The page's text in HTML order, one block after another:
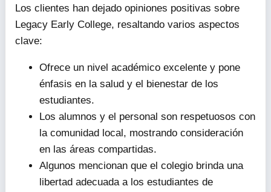
Los clientes han dejado opiniones positivas sobre
Legacy Early College, resaltando varios aspectos
clave:
Ofrece un nivel académico excelente y pone
énfasis en la salud y el bienestar de los
estudiantes.
Los alumnos y el personal son respetuosos con
la comunidad local, mostrando consideración
en las áreas compartidas.
Algunos mencionan que el colegio brinda una
libertad adecuada a los estudiantes de